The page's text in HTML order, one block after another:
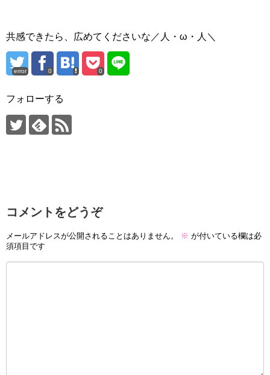
共感できたら、広めてくださいな／人・ω・人＼
error 0 0
フォローする
コメントをどうぞ
メールアドレスが公開されることはありません。 ※ が付いている欄は必
須項目です